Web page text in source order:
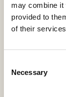
may combine it
provided to
of their
Selection
Necessary
Fårskinnets
behaglig året
Undersidan i
genuina